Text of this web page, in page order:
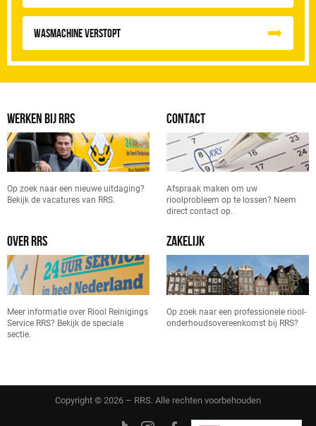
Wasmachine verstopt
WERKEN BIJ RRS
Op zoek naar een nieuwe uitdaging?
Bekijk de vacatures van RRS.
CONTACT
Afspraak maken om uw
rioolprobleem op te lossen? Neem
direct contact op.
OVER RRS
Meer informatie over Riool Reinigings
Service RRS? Bekijk de speciale
sectie.
ZAKELIJK
Op zoek naar een professionele riool-
onderhoudsovereenkomst bij RRS?
Copyright © 2026 – RRS. Alle rechten voorbehouden